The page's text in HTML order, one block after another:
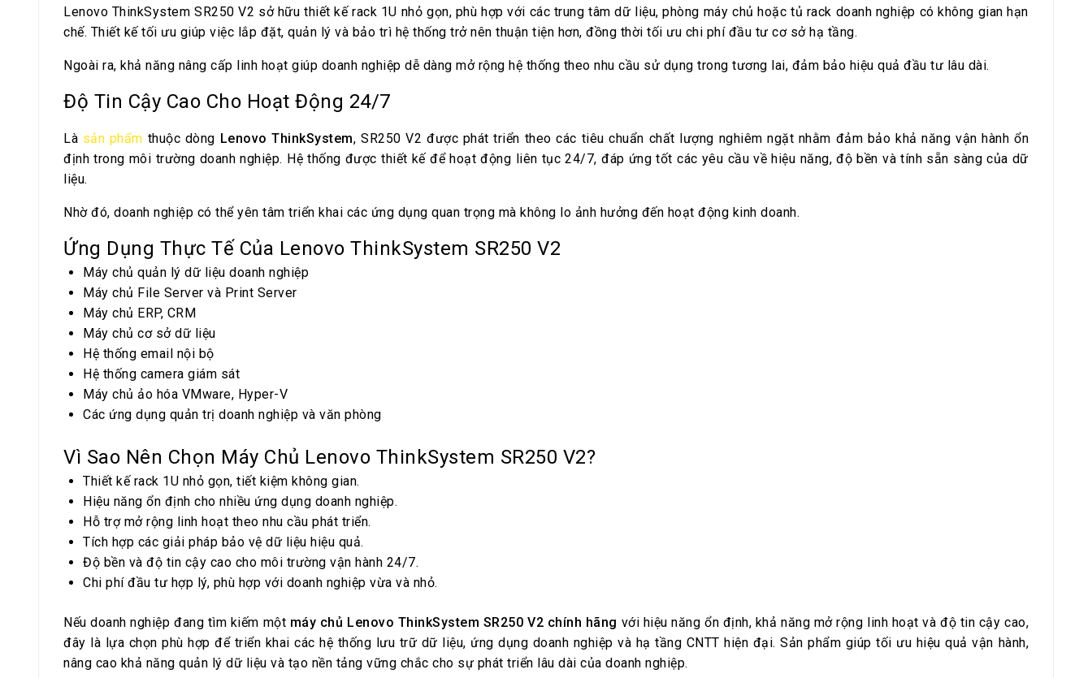
Lenovo ThinkSystem SR250 V2 sở hữu thiết kế rack 1U nhỏ gọn, phù hợp với các trung tâm dữ liệu, phòng máy chủ hoặc tủ rack doanh nghiệp có không gian hạn
chế. Thiết kế tối ưu giúp việc lắp đặt, quản lý và bảo trì hệ thống trở nên thuận tiện hơn, đồng thời tối ưu chi phí đầu tư cơ sở hạ tầng.
Ngoài ra, khả năng nâng cấp linh hoạt giúp doanh nghiệp dễ dàng mở rộng hệ thống theo nhu cầu sử dụng trong tương lai, đảm bảo hiệu quả đầu tư lâu dài.
Độ Tin Cậy Cao Cho Hoạt Động 24/7
Là sản phẩm thuộc dòng Lenovo ThinkSystem, SR250 V2 được phát triển theo các tiêu chuẩn chất lượng nghiêm ngặt nhằm đảm bảo khả năng vận hành ổn
định trong môi trường doanh nghiệp. Hệ thống được thiết kế để hoạt động liên tục 24/7, đáp ứng tốt các yêu cầu về hiệu năng, độ bền và tính sẵn sàng của dữ
liệu.
Nhờ đó, doanh nghiệp có thể yên tâm triển khai các ứng dụng quan trọng mà không lo ảnh hưởng đến hoạt động kinh doanh.
Ứng Dụng Thực Tế Của Lenovo ThinkSystem SR250 V2
Máy chủ quản lý dữ liệu doanh nghiệp
Máy chủ File Server và Print Server
Máy chủ ERP, CRM
Máy chủ cơ sở dữ liệu
Hệ thống email nội bộ
Hệ thống camera giám sát
Máy chủ ảo hóa VMware, Hyper-V
Các ứng dụng quản trị doanh nghiệp và văn phòng
Vì Sao Nên Chọn Máy Chủ Lenovo ThinkSystem SR250 V2?
Thiết kế rack 1U nhỏ gọn, tiết kiệm không gian.
Hiệu năng ổn định cho nhiều ứng dụng doanh nghiệp.
Hỗ trợ mở rộng linh hoạt theo nhu cầu phát triển.
Tích hợp các giải pháp bảo vệ dữ liệu hiệu quả.
Độ bền và độ tin cậy cao cho môi trường vận hành 24/7.
Chi phí đầu tư hợp lý, phù hợp với doanh nghiệp vừa và nhỏ.
Nếu doanh nghiệp đang tìm kiếm một máy chủ Lenovo ThinkSystem SR250 V2 chính hãng với hiệu năng ổn định, khả năng mở rộng linh hoạt và độ tin cậy cao,
đây là lựa chọn phù hợp để triển khai các hệ thống lưu trữ dữ liệu, ứng dụng doanh nghiệp và hạ tầng CNTT hiện đại. Sản phẩm giúp tối ưu hiệu quả vận hành,
nâng cao khả năng quản lý dữ liệu và tạo nền tảng vững chắc cho sự phát triển lâu dài của doanh nghiệp.